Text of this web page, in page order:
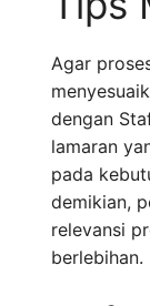
Agar
dengan
lamaran
pada
demikian,
relevansi
berlebihan.